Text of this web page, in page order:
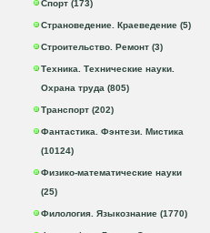
Спорт (173)
Страноведение. Краеведение (5)
Строительство. Ремонт (3)
Техника. Технические науки.
Охрана труда (805)
Транспорт (202)
Фантастика. Фэнтези. Мистика
(10124)
Физико-математические науки
(25)
Филология. Языкознание (1770)